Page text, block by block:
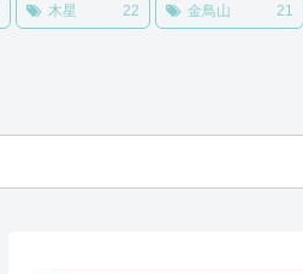
木星 22 金鳥山 21